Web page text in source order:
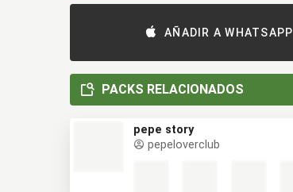
AÑADIR A WHATSAPP
PACKS RELACIONADOS
pepe story
pepeloverclub